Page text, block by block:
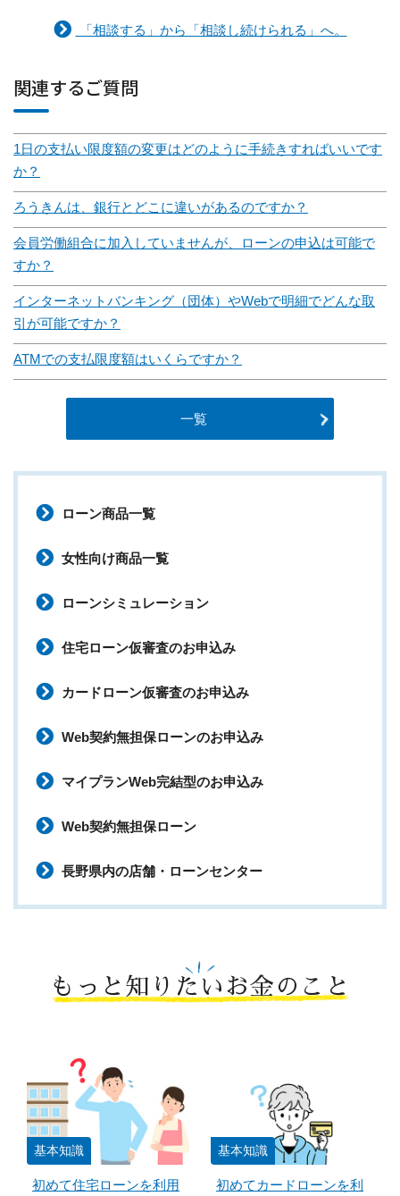
「相談する」から「相談し続けられる」へ。
関連するご質問
1日の支払い限度額の変更はどのように手続きすればいいです
か？
ろうきんは、銀行とどこに違いがあるのですか？
会員労働組合に加入していませんが、ローンの申込は可能で
すか？
インターネットバンキング（団体）やWebで明細でどんな取
引が可能ですか？
ATMでの支払限度額はいくらですか？
一覧
ローン商品一覧
女性向け商品一覧
ローンシミュレーション
住宅ローン仮審査のお申込み
カードローン仮審査のお申込み
Web契約無担保ローンのお申込み
マイプランWeb完結型のお申込み
Web契約無担保ローン
長野県内の店舗・ローンセンター
もっと知りたいお金のこと
基本知識
初めて住宅ローンを利用
基本知識
初めてカードローンを利